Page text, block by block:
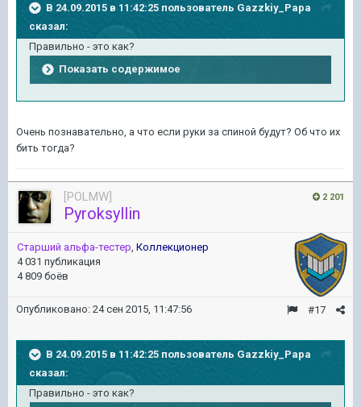
В 24.09.2015 в 11:42:25 пользователь Gazzkiy_Papa
сказал:
Правильно - это как?
Показать содержимое
Очень познавательно, а что если руки за спиной будут? Об что их
бить тогда?
2 201
[POLMW]
Pyroksyllin
Старший альфа-тестер, Коллекционер
4 031 публикация
4 809 боёв
#17
Опубликовано: 24 сен 2015, 11:47:56
В 24.09.2015 в 11:42:25 пользователь Gazzkiy_Papa
сказал:
Правильно - это как?